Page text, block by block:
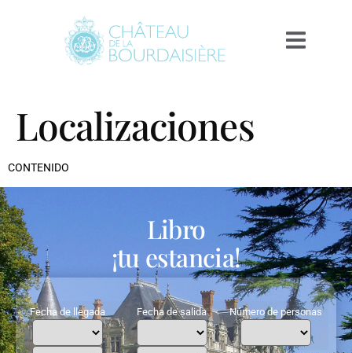
Localizaciones
CONTENIDO
Libro
¡tu estancia!
Fecha de llegada Fecha de salida Número de personas